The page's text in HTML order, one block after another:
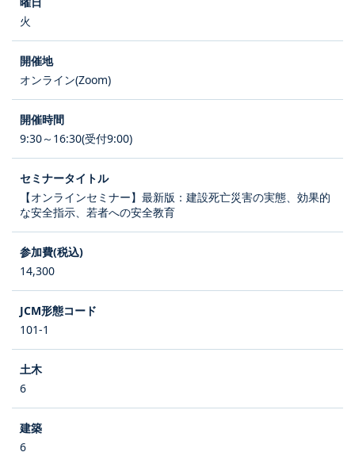
火
オンライン(Zoom)
9:30～16:30(受付9:00)
【オンラインセミナー】最新版：建設死亡災害の実態、効果的
な安全指示、若者への安全教育
14,300
101-1
6
6